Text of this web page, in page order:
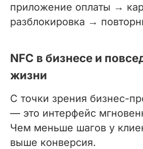
приложение оплаты →
разблокировка →
NFC в бизнесе и
жизни
С точки зрения бизнес-
— это интерфейс
Чем меньше шагов у
выше конверсия.